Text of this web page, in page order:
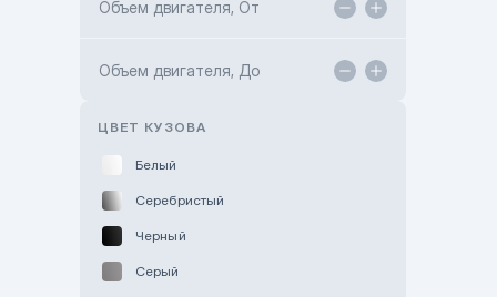
Hyundai ShymCity
Объем двигателя, От
Объем двигателя, До
ЦВЕТ КУЗОВА
Белый
Серебристый
Черный
Серый